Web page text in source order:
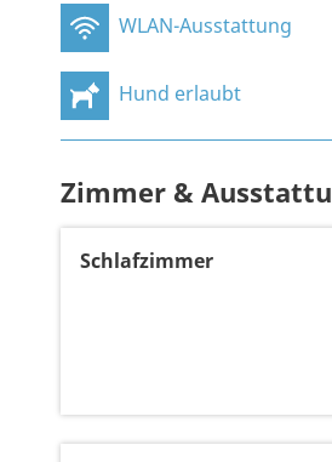
WLAN-Ausstattung
Hund erlaubt
Zimmer &
Schlafzimmer